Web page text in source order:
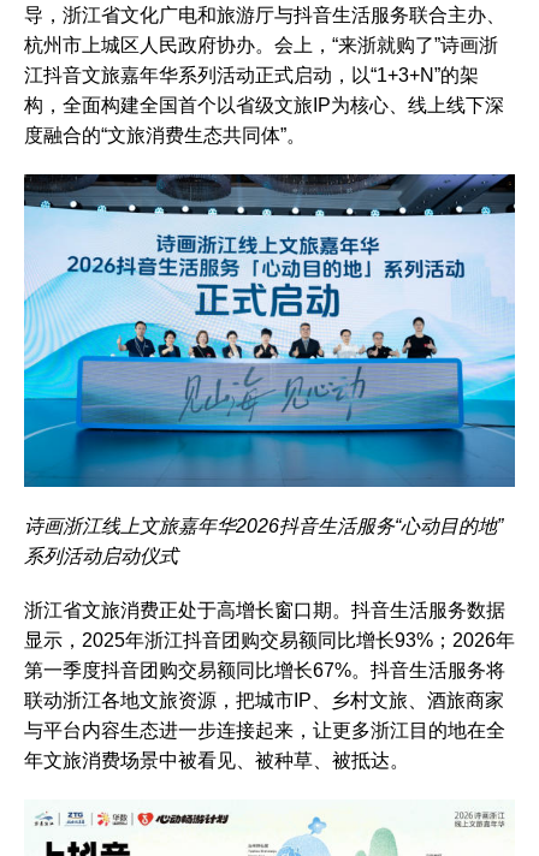
导，浙江省文化广电和旅游厅与抖音生活服务联合主办、
杭州市上城区人民政府协办。会上，“来浙就购了”诗画浙
江抖音文旅嘉年华系列活动正式启动，以“1+3+N”的架
构，全面构建全国首个以省级文旅IP为核心、线上线下深
度融合的“文旅消费生态共同体”。
诗画浙江线上文旅嘉年华2026抖音生活服务“心动目的地”
系列活动启动仪式
浙江省文旅消费正处于高增长窗口期。抖音生活服务数据
显示，2025年浙江抖音团购交易额同比增长93%；2026年
第一季度抖音团购交易额同比增长67%。抖音生活服务将
联动浙江各地文旅资源，把城市IP、乡村文旅、酒旅商家
与平台内容生态进一步连接起来，让更多浙江目的地在全
年文旅消费场景中被看见、被种草、被抵达。